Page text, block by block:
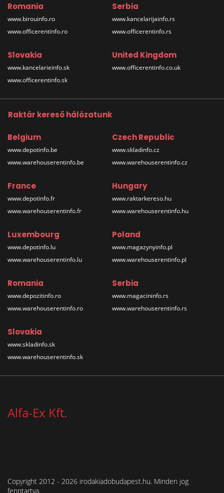
Romania
www.birouinfo.ro
www.officerentinfo.ro
Serbia
www.kancelarijainfo.rs
www.officerentinfo.rs
Slovakia
www.kancelarieinfo.sk
www.officerentinfo.sk
United Kingdom
www.officerentinfo.co.uk
Raktár kereső hálózatunk
Belgium
www.depotinfo.be
www.warehouserentinfo.be
Czech Republic
www.skladinfo.cz
www.warehouserentinfo.cz
France
www.depotinfo.fr
www.warehouserentinfo.fr
Hungary
www.raktarkereso.hu
www.warehouserentinfo.hu
Luxembourg
www.depotinfo.lu
www.warehouserentinfo.lu
Poland
www.magazynyinfo.pl
www.warehouserentinfo.pl
Romania
www.depozitinfo.ro
www.warehouserentinfo.ro
Serbia
www.magacininfo.rs
www.warehouserentinfo.rs
Slovakia
www.skladinfo.sk
www.warehouserentinfo.sk
Alfa-Ex Kft.
Copyright 2012 - 2026 irodakiadobudapest.hu. Minden jog
fenntartva.